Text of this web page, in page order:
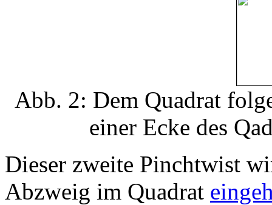
Abb. 2: Dem Quadrat
einer Ecke des
Dieser zweite Pinchtwist
Abzweig im Quadrat